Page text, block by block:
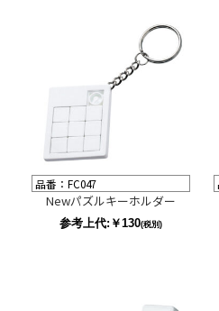
品番：FC047
Newパズルキーホルダー
参考上代:￥130(税別)